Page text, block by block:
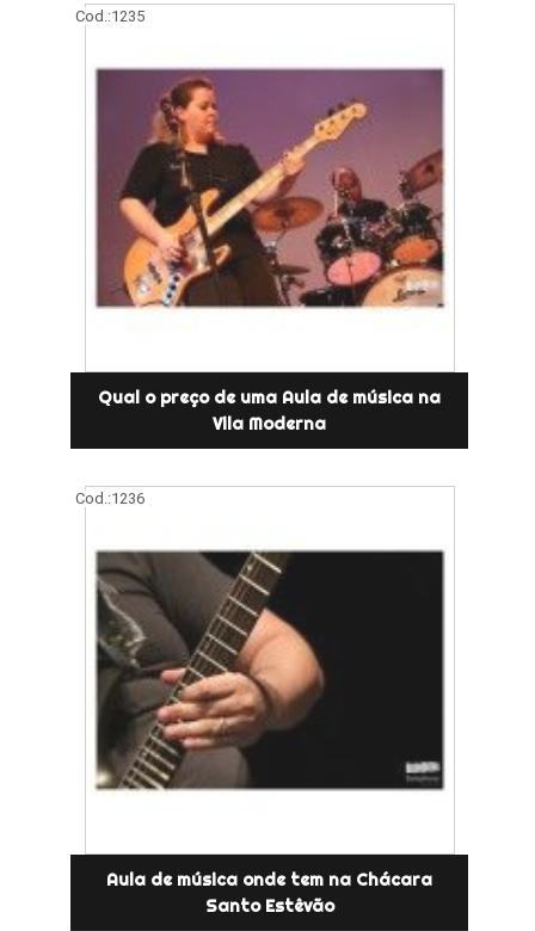
Cod.:1235
Qual o preço de uma Aula de música na
Vila Moderna
Cod.:1236
Aula de música onde tem na Chácara
Santo Estêvão